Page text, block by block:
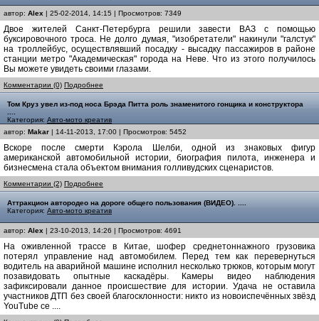
автор: Alex | 25-02-2014, 14:15 | Просмотров: 7349
Двое жителей Санкт-Петербурга решили завести ВАЗ с помощью
буксировочного троса. Не долго думая, "изобретатели" накинули "галстук"
на троллейбус, осуществлявший посадку - высадку пассажиров в районе
станции метро "Академическая" города на Неве. Что из этого получилось
Вы можете увидеть своими глазами.
Комментарии (0) Подробнее
Том Круз увел из-под носа Брэда Питта роль знаменитого гонщика и конструктора
Категория: Авто-мото креатив
автор: Makar | 14-11-2013, 17:00 | Просмотров: 5452
Вскоре после смерти Кэрола Шелби, одной из знаковых фигур
американской автомобильной истории, биография пилота, инженера и
бизнесмена стала объектом внимания голливудских сценаристов.
Комментарии (2) Подробнее
Аттракцион автородео на дороге общего пользования (ВИДЕО). ....
Категория: Авто-мото креатив
автор: Alex | 23-10-2013, 14:26 | Просмотров: 4691
На оживленной трассе в Китае, шофер среднетоннажного грузовика
потерял управление над автомобилем. Перед тем как перевернуться
водитель на аварийной машине исполнил несколько трюков, которым могут
позавидовать опытные каскадёры. Камеры видео наблюдения
зафиксировали данное происшествие для истории. Удача не оставила
участников ДТП без своей благосклонности: никто из новоиспечённых звёзд
YouTube се ....